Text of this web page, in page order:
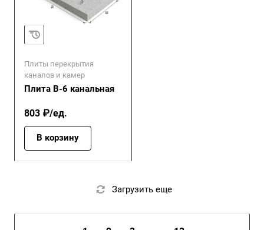
Плиты перекрытия
каналов и камер
Плита В-6 канальная
803 ₽/ед.
В корзину
Загрузить еще